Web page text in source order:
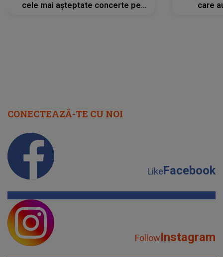
cele mai așteptate concerte pe
care
CONECTEAZĂ-TE CU NOI
LikeFacebook
FollowInstagram